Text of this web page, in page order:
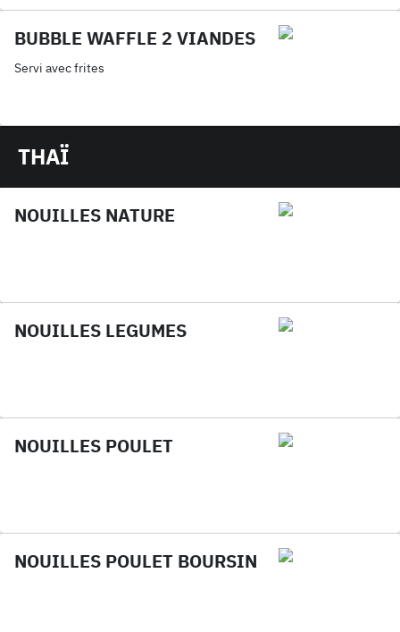
BUBBLE WAFFLE 2 VIANDES
Servi avec frites
THAÏ
NOUILLES NATURE
NOUILLES LEGUMES
NOUILLES POULET
NOUILLES POULET BOURSIN